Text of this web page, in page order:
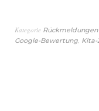
Kategorie Rückmeldungen
Google-Bewertung Kita-